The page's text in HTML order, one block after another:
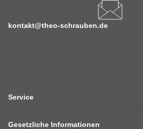
kontakt@theo-schrauben.de
Service
Gesetzliche Informationen